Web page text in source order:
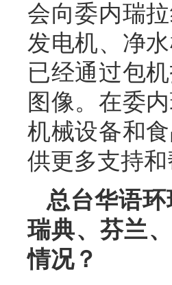
会向委内瑞
发电机、净
已经通过包
图像。在委
机械设备和
供更多支持和
总台华语
瑞典、芬兰
情况？